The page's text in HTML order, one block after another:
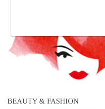
BEAUTY & FASHION